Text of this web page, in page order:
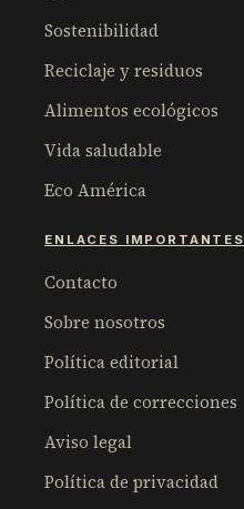
Sostenibilidad
Reciclaje y residuos
Alimentos ecológicos
Vida saludable
Eco América
ENLACES IMPORTANTES
Contacto
Sobre nosotros
Política editorial
Política de correcciones
Aviso legal
Política de privacidad